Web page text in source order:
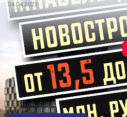
ЖК "Счастье в Вешняках" (Дом на
04.04.2023